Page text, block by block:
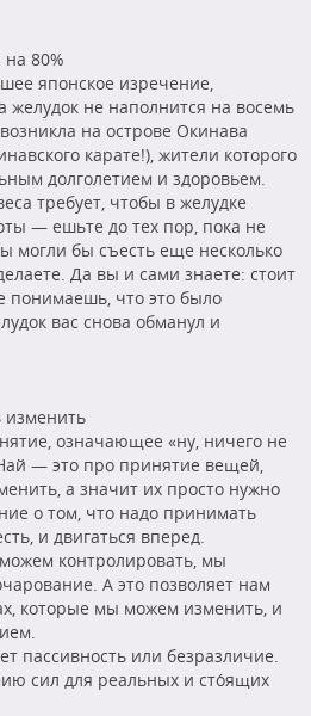
80%
японское изречение,
не наполнится на восемь
на острове Окинава
карате!), жители которого
долголетием и здоровьем.
требует, чтобы в желудке
— ешьте до тех пор, пока не
могли бы съесть еще несколько
Да вы и сами знаете: стоит
понимаешь, что это было
вас снова обманул и
означающее «ну, ничего не
— это про принятие вещей,
а значит их просто нужно
о том, что надо принимать
и двигаться вперед.
контролировать, мы
А это позволяет нам
которые мы можем изменить, и
пассивность или безразличие.
сил для реальных и сто́ящих